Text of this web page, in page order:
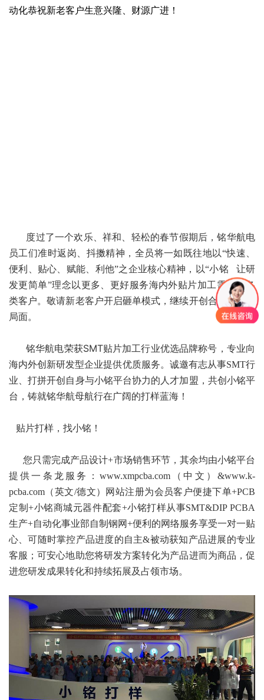
动化恭祝新老客户生意兴隆、财源广进！
度过了一个欢乐、祥和、轻松的春节假期后，铭华航电
员工们准时返岗、抖擞精神，全员将一如既往地以“快速、
便利、贴心、赋能、利他”之企业核心精神，以“小铭 让研
发更简单”理念以更多、更好服务海内外贴片加工需求的各
类客户。敬请新老客户开启砸单模式，继续开创合作共赢的
局面。
铭华航电荣获SMT贴片加工行业优选品牌称号 ，专业向
海内外创新研发型企业提供优质服务。诚邀有志从事SMT行
业、打拼开创自身与小铭平台协力的人才加盟，共创小铭平
台，铸就铭华航母航行在广阔的打样蓝海！
贴片打样，找小铭！
您只需完成产品设计+市场销售环节，其余均由小铭平台
提供一条龙服务：www.xmpcba.com（中文）&www.k-
pcba.com（英文/德文）网站注册为会员客户便捷下单+PCB
定制+小铭商城元器件配套+小铭打样从事SMT&DIP PCBA
生产+自动化事业部自制钢网+便利的网络服务享受一对一贴
心、可随时掌控产品进度的自主&被动获知产品进展的专业
客服；可安心地助您将研发方案转化为产品进而为商品，促
进您研发成果转化和持续拓展及占领市场。